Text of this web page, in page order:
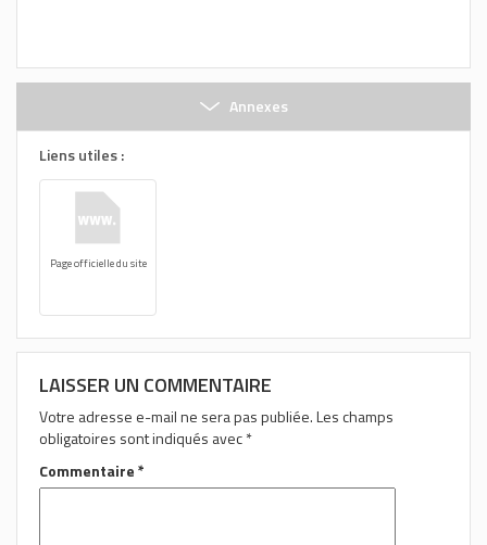
Annexes
Liens utiles :
Page officielle du site
LAISSER UN COMMENTAIRE
Votre adresse e-mail ne sera pas publiée.Les champs
obligatoires sont indiqués avec*
Commentaire*